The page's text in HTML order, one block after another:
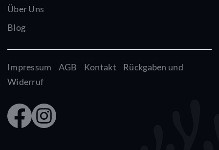
Über Uns
Blog
Impressum AGB Kontakt
Rückgaben und
Widerruf
Faceb
ook
Insta
gram